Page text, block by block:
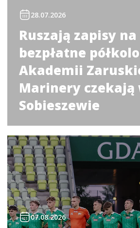
28.07.2026
Ruszają zapisy na
bezpłatne
Akademii
Marinery czekają
Sobieszewie
07.08.2026